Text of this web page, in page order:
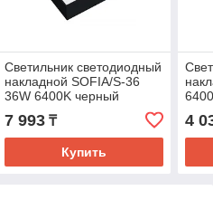
Светильник светодиодный
накладной SOFIA/S-36
36W 6400K черный
7 993₸
Купить
4